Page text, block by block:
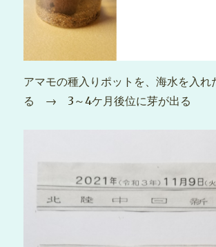
アマモの種入りポットを、海水を入れ
る → 3～4ケ月後位に芽が出る